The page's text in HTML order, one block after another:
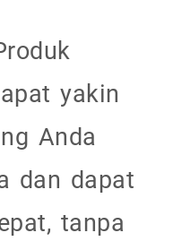
yakin
Anda
dan dapat
tanpa